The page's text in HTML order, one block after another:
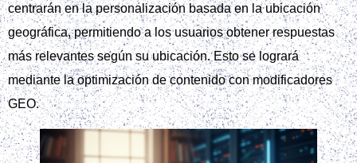
centrarán en la personalización basada en la ubicación
geográfica, permitiendo a los usuarios obtener respuestas
más relevantes según su ubicación. Esto se logrará
mediante la optimización de contenido con modificadores
GEO.